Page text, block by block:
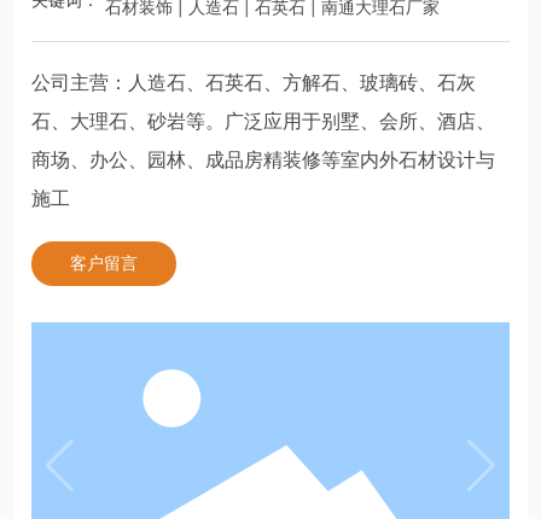
客户服务
联系我们
石材装饰 | 人造石 | 石英石 | 南通大理石厂家
公司主营：人造石、石英石、方解石、玻璃砖、石灰
石、大理石、砂岩等。广泛应用于别墅、会所、酒店、
商场、办公、园林、成品房精装修等室内外石材设计与
施工
客户留言